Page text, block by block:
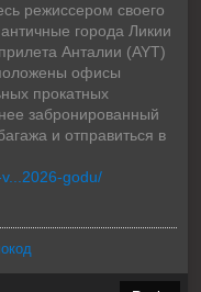
режиссером своего
города Ликии
Анталии (AYT)
офисы
прокатных
забронированный
и отправиться в
godu/